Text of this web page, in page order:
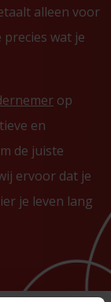
alleen voor
wat je
op
en
de juiste
ervoor dat je
je leven lang